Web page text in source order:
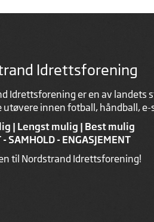
Idrettsforening
Idrettsforening er en av landets
utøvere innen fotball, håndball,
| Lengst mulig | Best mulig
- SAMHOLD - ENGASJEMENT
til Nordstrand Idrettsforening!